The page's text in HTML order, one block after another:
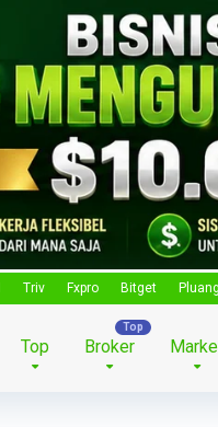
Triv Fxpro Bitget Pluang
Top Broker